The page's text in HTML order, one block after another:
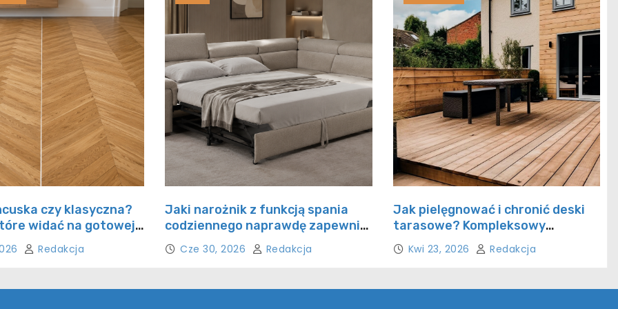
czy klasyczna?
widać na gotowej
Redakcja
Jaki narożnik z funkcją spania
codziennego naprawdę zapewnia
wygodny sen?
Cze 30, 2026 Redakcja
Jak pielęgnować i chronić deski
tarasowe? Kompleksowy
poradnik
Kwi 23, 2026 Redakcja